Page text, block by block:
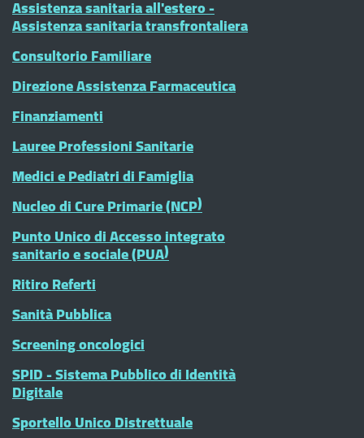
Assistenza sanitaria all'estero -
Assistenza sanitaria transfrontaliera
Consultorio Familiare
Direzione Assistenza Farmaceutica
Finanziamenti
Lauree Professioni Sanitarie
Medici e Pediatri di Famiglia
Nucleo di Cure Primarie (NCP)
Punto Unico di Accesso integrato
sanitario e sociale (PUA)
Ritiro Referti
Sanità Pubblica
Screening oncologici
SPID - Sistema Pubblico di Identità
Digitale
Sportello Unico Distrettuale